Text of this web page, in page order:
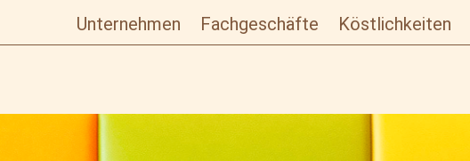
Unternehmen Fachgeschäfte Köstlichkeiten